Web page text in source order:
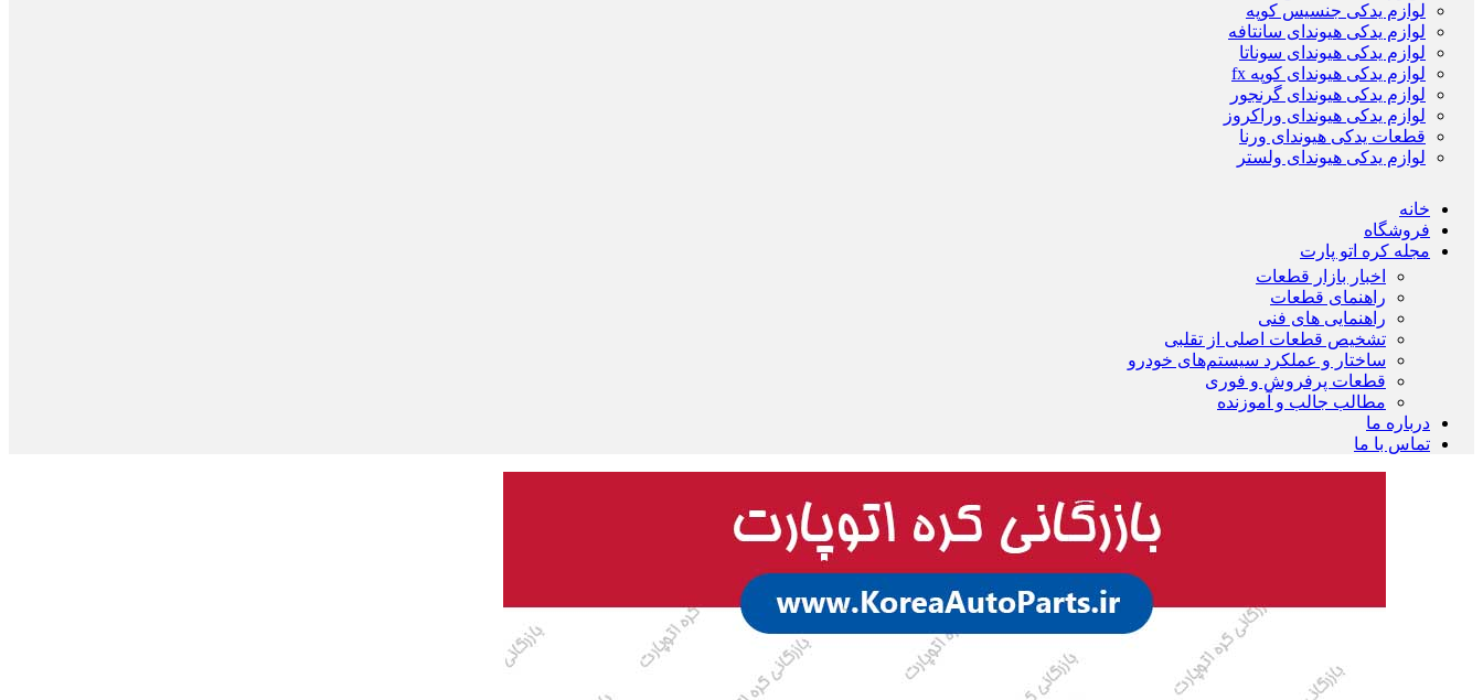
لوازم یدکی جنسیس کوپه
لوازم یدکی هیوندای سانتافه
لوازم یدکی هیوندای سوناتا
لوازم یدکی هیوندای کوپه fx
لوازم یدکی هیوندای گرنجور
لوازم یدکی هیوندای وراکروز
قطعات یدکی هیوندای ورنا
لوازم یدکی هیوندای ولستر
خانه
فروشگاه
مجله کره اتو پارت
اخبار بازار قطعات
راهنمای قطعات
راهنمایی های فنی
تشخیص قطعات اصلی از تقلبی
ساختار و عملکرد سیستم‌های خودرو
قطعات پرفروش و فوری
مطالب جالب و آموزنده
درباره ما
تماس با ما